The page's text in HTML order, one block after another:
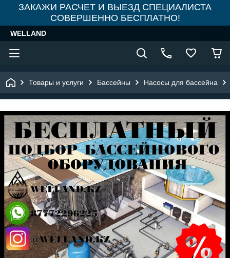
ЗАКАЖИ РАСЧЕТ И ВЫЕЗД СПЕЦИАЛИСТА
СОВЕРШЕННО БЕСПЛАТНО!
WELLAND
Товары и услуги Бассейны Насосы для бассейна